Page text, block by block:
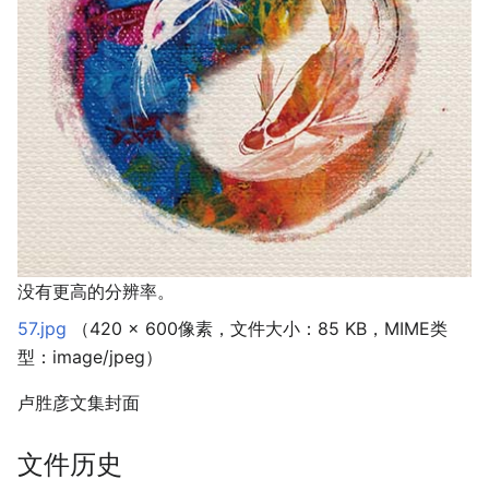
没有更高的分辨率。
57.jpg
（420 × 600像素，文件大小：85 KB，MIME类
型： image/jpeg）
卢胜彦文集封面
文件历史